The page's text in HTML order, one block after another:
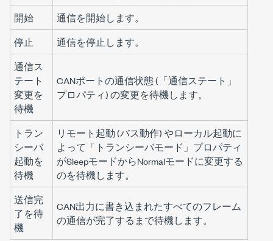
開始
通信を開始します。
停止
通信を停止します。
通信ス
テート
変更を
待機
CANポートの通信状態 (「通信ステート」
プロパティ) の変更を待機します。
トラン
シーバ
起動を
待機
リモート起動 (バス動作) やローカル起動に
よって「トランシーバモード」プロパティ
がSleepモードからNormalモードに変更する
のを待機します。
送信完
了を待
機
CAN出力に書き込まれたすべてのフレーム
の通信が完了するまで待機します。